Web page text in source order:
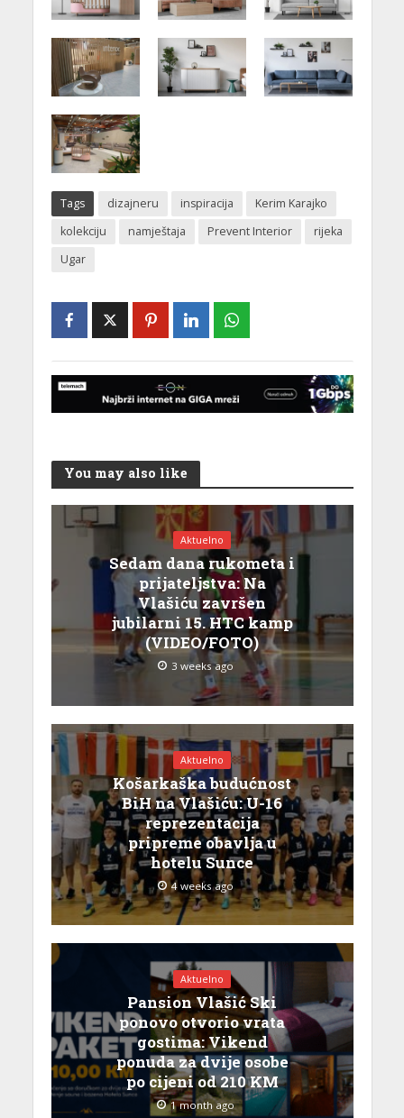
Tags dizajneru inspiracija
Kerim Karajko
kolekciju
namještaja Prevent Interior
rijeka
Ugar
You may also like
Aktuelno
Sedam dana rukometa i
prijateljstva: Na
Vlašiću završen
jubilarni 15. HTC kamp
(VIDEO/FOTO)
3 weeks ago
Aktuelno
Košarkaška budućnost
BiH na Vlašiću: U-16
reprezentacija
pripreme obavlja u
hotelu Sunce
4 weeks ago
Aktuelno
Pansion Vlašić Ski
ponovo otvorio vrata
gostima: Vikend
ponuda za dvije osobe
po cijeni od 210 KM
1 month ago